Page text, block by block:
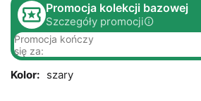
Promocja kolekcji bazowej
Szczegóły promocji
Promocja kończy
się za:
Kolor: szary